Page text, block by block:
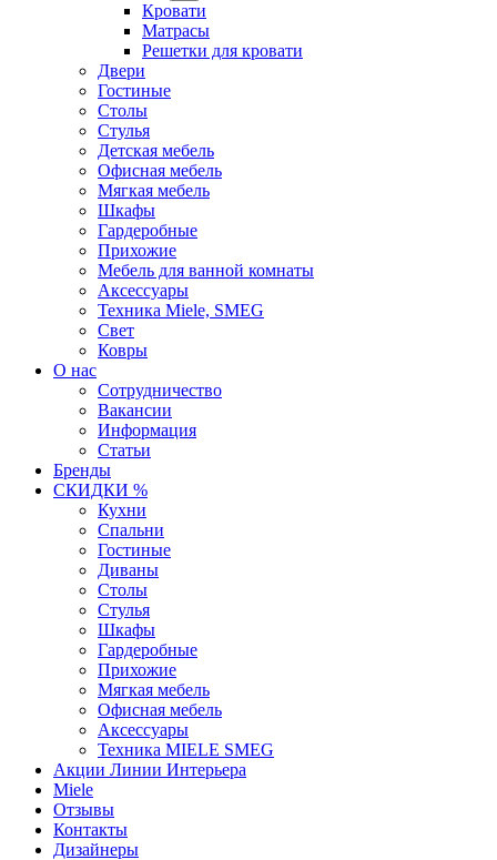
Кровати
Матрасы
Решетки для кровати
Двери
Гостиные
Столы
Стулья
Детская мебель
Офисная мебель
Мягкая мебель
Шкафы
Гардеробные
Прихожие
Мебель для ванной комнаты
Аксессуары
Техника Miele, SMEG
Свет
Ковры
О нас
Сотрудничество
Вакансии
Информация
Статьи
Бренды
СКИДКИ %
Кухни
Спальни
Гостиные
Диваны
Столы
Стулья
Шкафы
Гардеробные
Прихожие
Мягкая мебель
Офисная мебель
Аксессуары
Техника MIELE SMEG
Акции Линии Интерьера
Miele
Отзывы
Контакты
Дизайнеры